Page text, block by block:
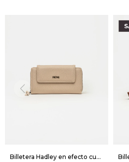
Billetera Hadley en efecto cuero - Natural